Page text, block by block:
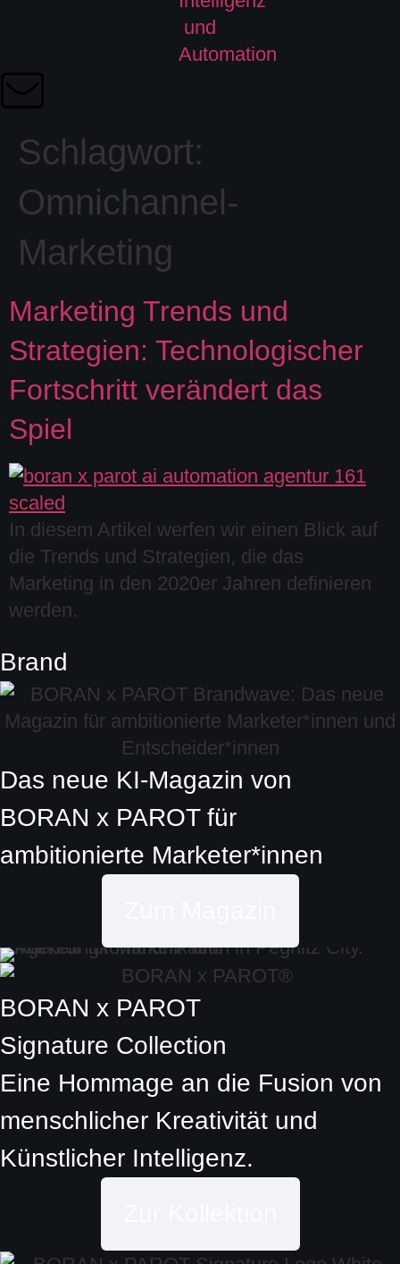
Schlagwort:
Omnichannel-
Marketing
Marketing Trends und
Strategien: Technologischer
Fortschritt verändert das
Spiel
In diesem Artikel werfen wir einen Blick auf
die Trends und Strategien, die das
Marketing in den 2020er Jahren definieren
werden.
Brand
Das neue KI-Magazin von
BORAN x PAROTfür
ambitionierte Marketer*innen
BORAN x PAROT
Signature Collection
Eine Hommage an die Fusion von
menschlicher Kreativität und
Künstlicher Intelligenz.